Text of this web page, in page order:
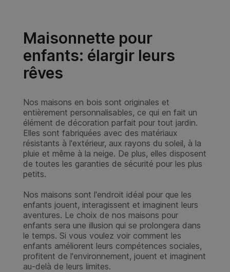
Maisonnette pour
enfants: élargir leurs
rêves
Nos maisons en bois sont originales et
entièrement personnalisables, ce qui en fait un
élément de décoration parfait pour tout jardin.
Elles sont fabriquées avec des matériaux
résistants à l'extérieur, aux rayons du soleil, à la
pluie et même à la neige. De plus, elles disposent
de toutes les garanties de sécurité pour les plus
petits.
Nos maisons sont l'endroit idéal pour que les
enfants jouent, interagissent et imaginent leurs
aventures. Le choix de nos maisons pour
enfants sera une illusion qui se prolongera dans
le temps. Si vous voulez voir comment les
enfants améliorent leurs compétences sociales,
profitent de l'environnement, jouent et imaginent
au-delà de leurs limites.